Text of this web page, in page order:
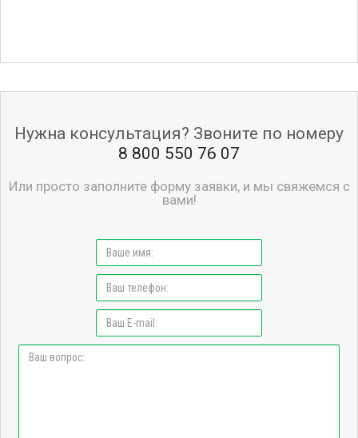
Нужна консультация? Звоните по номеру
8 800 550 76 07
Или просто заполните форму заявки, и мы свяжемся с
вами!